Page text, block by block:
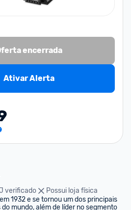
encerrada
Ativar Alerta
verificado
Possui loja física
1932 e se tornou um dos principais
mundo, além de líder no segmento